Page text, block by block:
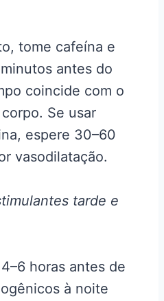
tome cafeína e
antes do
coincide com o
Se usar
espere 30–60
vasodilatação.
tarde e
horas antes de
à noite